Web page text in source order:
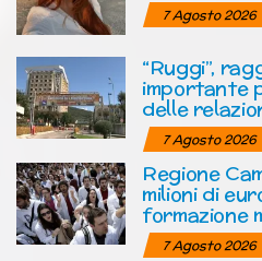
7 Agosto 2026
“Ruggi”,
importante
delle
7 Agosto 2026
Regione
milioni di
formazione
7 Agosto 2026